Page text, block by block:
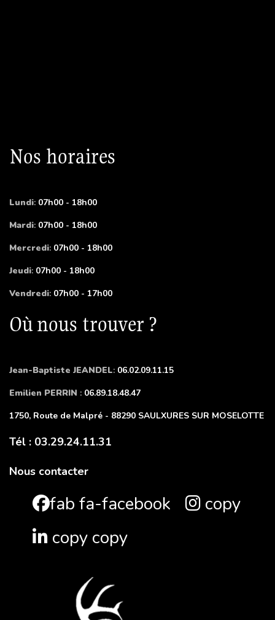
Nos horaires
Lundi: 07h00 - 18h00
Mardi: 07h00 - 18h00
Mercredi: 07h00 - 18h00
Jeudi: 07h00 - 18h00
Vendredi: 07h00 - 17h00
Où nous trouver ?
Jean-Baptiste JEANDEL: 06.02.09.11.15
Emilien PERRIN : 06.89.18.48.47
1750, Route de Malpré - 88290 SAULXURES SUR MOSELOTTE
Tél : 03.29.24.11.31
Nous contacter
fab fa-facebook
copy
copy copy